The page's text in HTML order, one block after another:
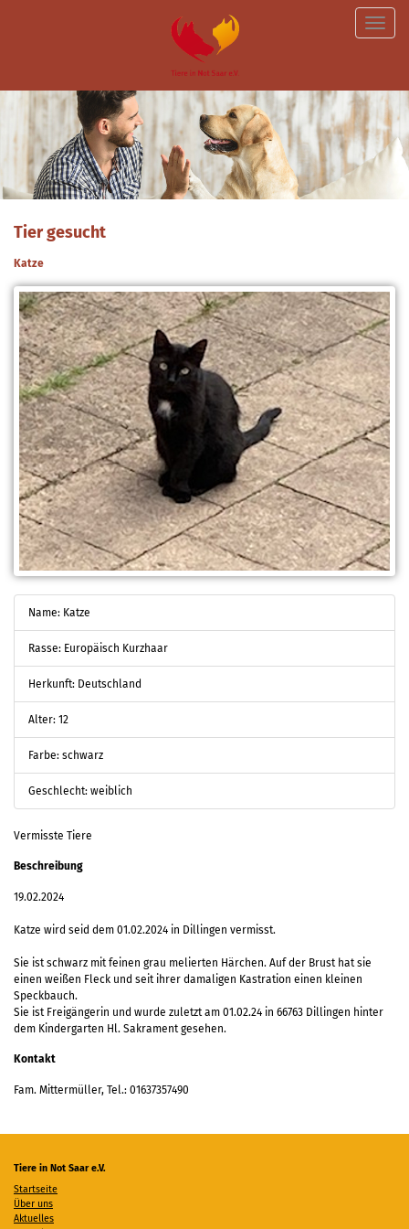
Toggle
Tier gesucht
Katze
Name: Katze
Rasse: Europäisch Kurzhaar
Herkunft: Deutschland
Alter: 12
Farbe: schwarz
Geschlecht: weiblich
Vermisste Tiere
Beschreibung
19.02.2024
Katze wird seid dem 01.02.2024 in Dillingen vermisst.
Sie ist schwarz mit feinen grau melierten Härchen. Auf der Brust hat sie
einen weißen Fleck und seit ihrer damaligen Kastration einen kleinen
Speckbauch.
Sie ist Freigängerin und wurde zuletzt am 01.02.24 in 66763 Dillingen hinter
dem Kindergarten Hl. Sakrament gesehen.
Kontakt
Fam. Mittermüller, Tel.: 01637357490
Tiere in Not Saar e.V.
Startseite
Über uns
Aktuelles